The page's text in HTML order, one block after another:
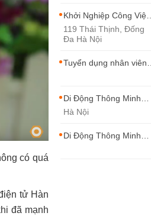
có quá
tử Hàn
đã mạnh
Khởi Nghiệp Công Việc
Chuyên Viên Tư Vấn
Bán Hàng Di Động
119 Thái Thịnh, Đống
Đa Hà Nội
Tuyển dụng nhân viên
Di Động Thông Minh
Tuyển Dụng
CONTENT WIRITER
Hà Nội
Di Động Thông Minh